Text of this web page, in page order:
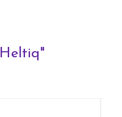
Heltiq"